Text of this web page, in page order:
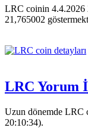
LRC coinin 4.4.2026
21,765002
LRC Yorum
Uzun dönemde LRC
20:10:34).